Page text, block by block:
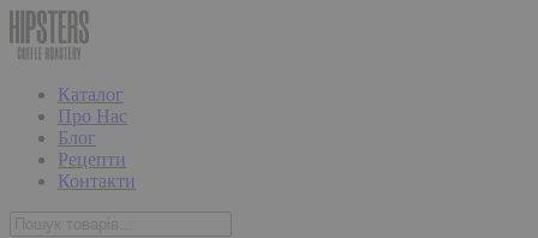
Каталог
Про Нас
Блог
Рецепти
Контакти